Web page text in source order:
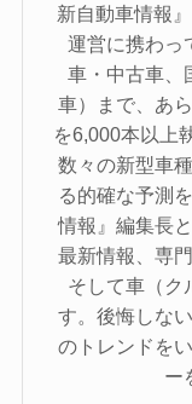
新自動車情報
運営に携わっ
車・中古車、
車）まで、あ
を6,000本以上
数々の新型車
る的確な予測
情報』編集長
最新情報、専
そして車（ク
す。後悔しな
のトレンドを
ー